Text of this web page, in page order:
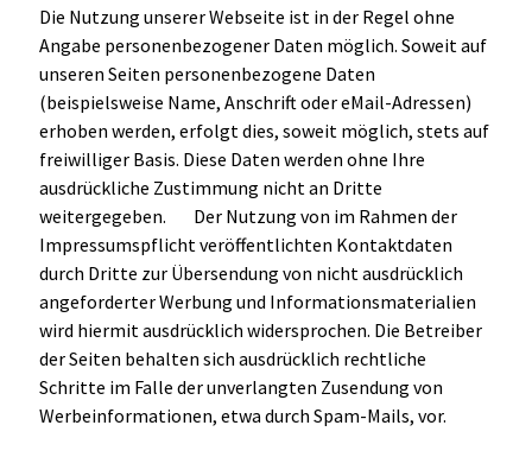
Die Nutzung unserer Webseite ist in der Regel ohne
Angabe personenbezogener Daten möglich. Soweit auf
unseren Seiten personenbezogene Daten
(beispielsweise Name, Anschrift oder eMail-Adressen)
erhoben werden, erfolgt dies, soweit möglich, stets auf
freiwilliger Basis. Diese Daten werden ohne Ihre
ausdrückliche Zustimmung nicht an Dritte
weitergegeben. Der Nutzung von im Rahmen der
Impressumspflicht veröffentlichten Kontaktdaten
durch Dritte zur Übersendung von nicht ausdrücklich
angeforderter Werbung und Informationsmaterialien
wird hiermit ausdrücklich widersprochen. Die Betreiber
der Seiten behalten sich ausdrücklich rechtliche
Schritte im Falle der unverlangten Zusendung von
Werbeinformationen, etwa durch Spam-Mails, vor.